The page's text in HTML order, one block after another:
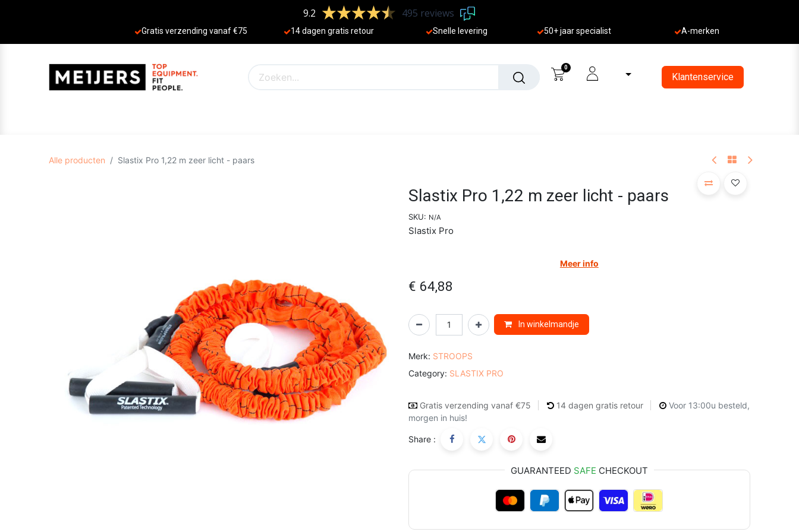
9.2 495 reviews
Gratis verzending vanaf €75 14 dagen gratis retour Sne lle levering 50+ jaar specialist A-merken
0
Klantenservice
Alle producten Slastix Pro 1,22 m zeer licht - paars
Slastix Pro 1,22 m zeer licht - paars
SKU: N/A
Slastix Pro
Meer info
€ 64,88
In winkelmandje
Merk: STROOPS
Category: SLASTIX PRO
Gratis verzending vanaf €75 14 dagen gratis retour
Voor 13:00u besteld,
morgen in huis!
Share :
GUARANTEED SAFE CHECKOUT